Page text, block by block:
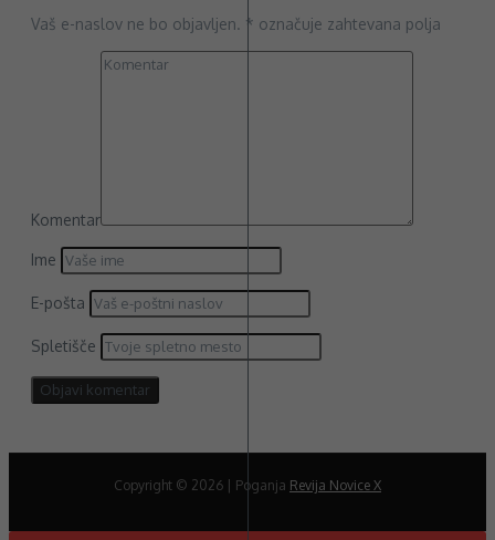
Vaš e-naslov ne bo objavljen. * označuje zahtevana polja
Komentar
Ime
E-pošta
Spletišče
Copyright © 2026 | Poganja Revija Novice X